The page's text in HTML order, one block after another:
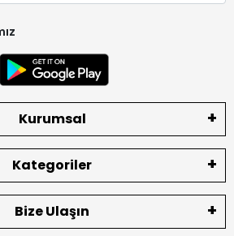
Kurumsal
Kategoriler
Bize Ulaşın